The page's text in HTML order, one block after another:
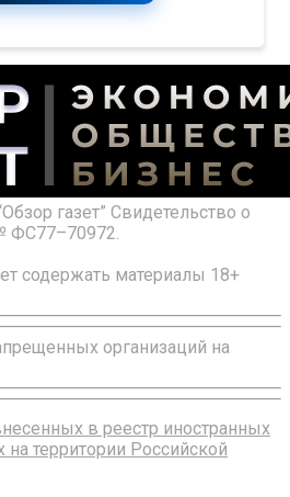
газет” Свидетельство о
ФС77–70972.
содержать материалы 18+
организаций на
в реестр иностранных
территории Российской